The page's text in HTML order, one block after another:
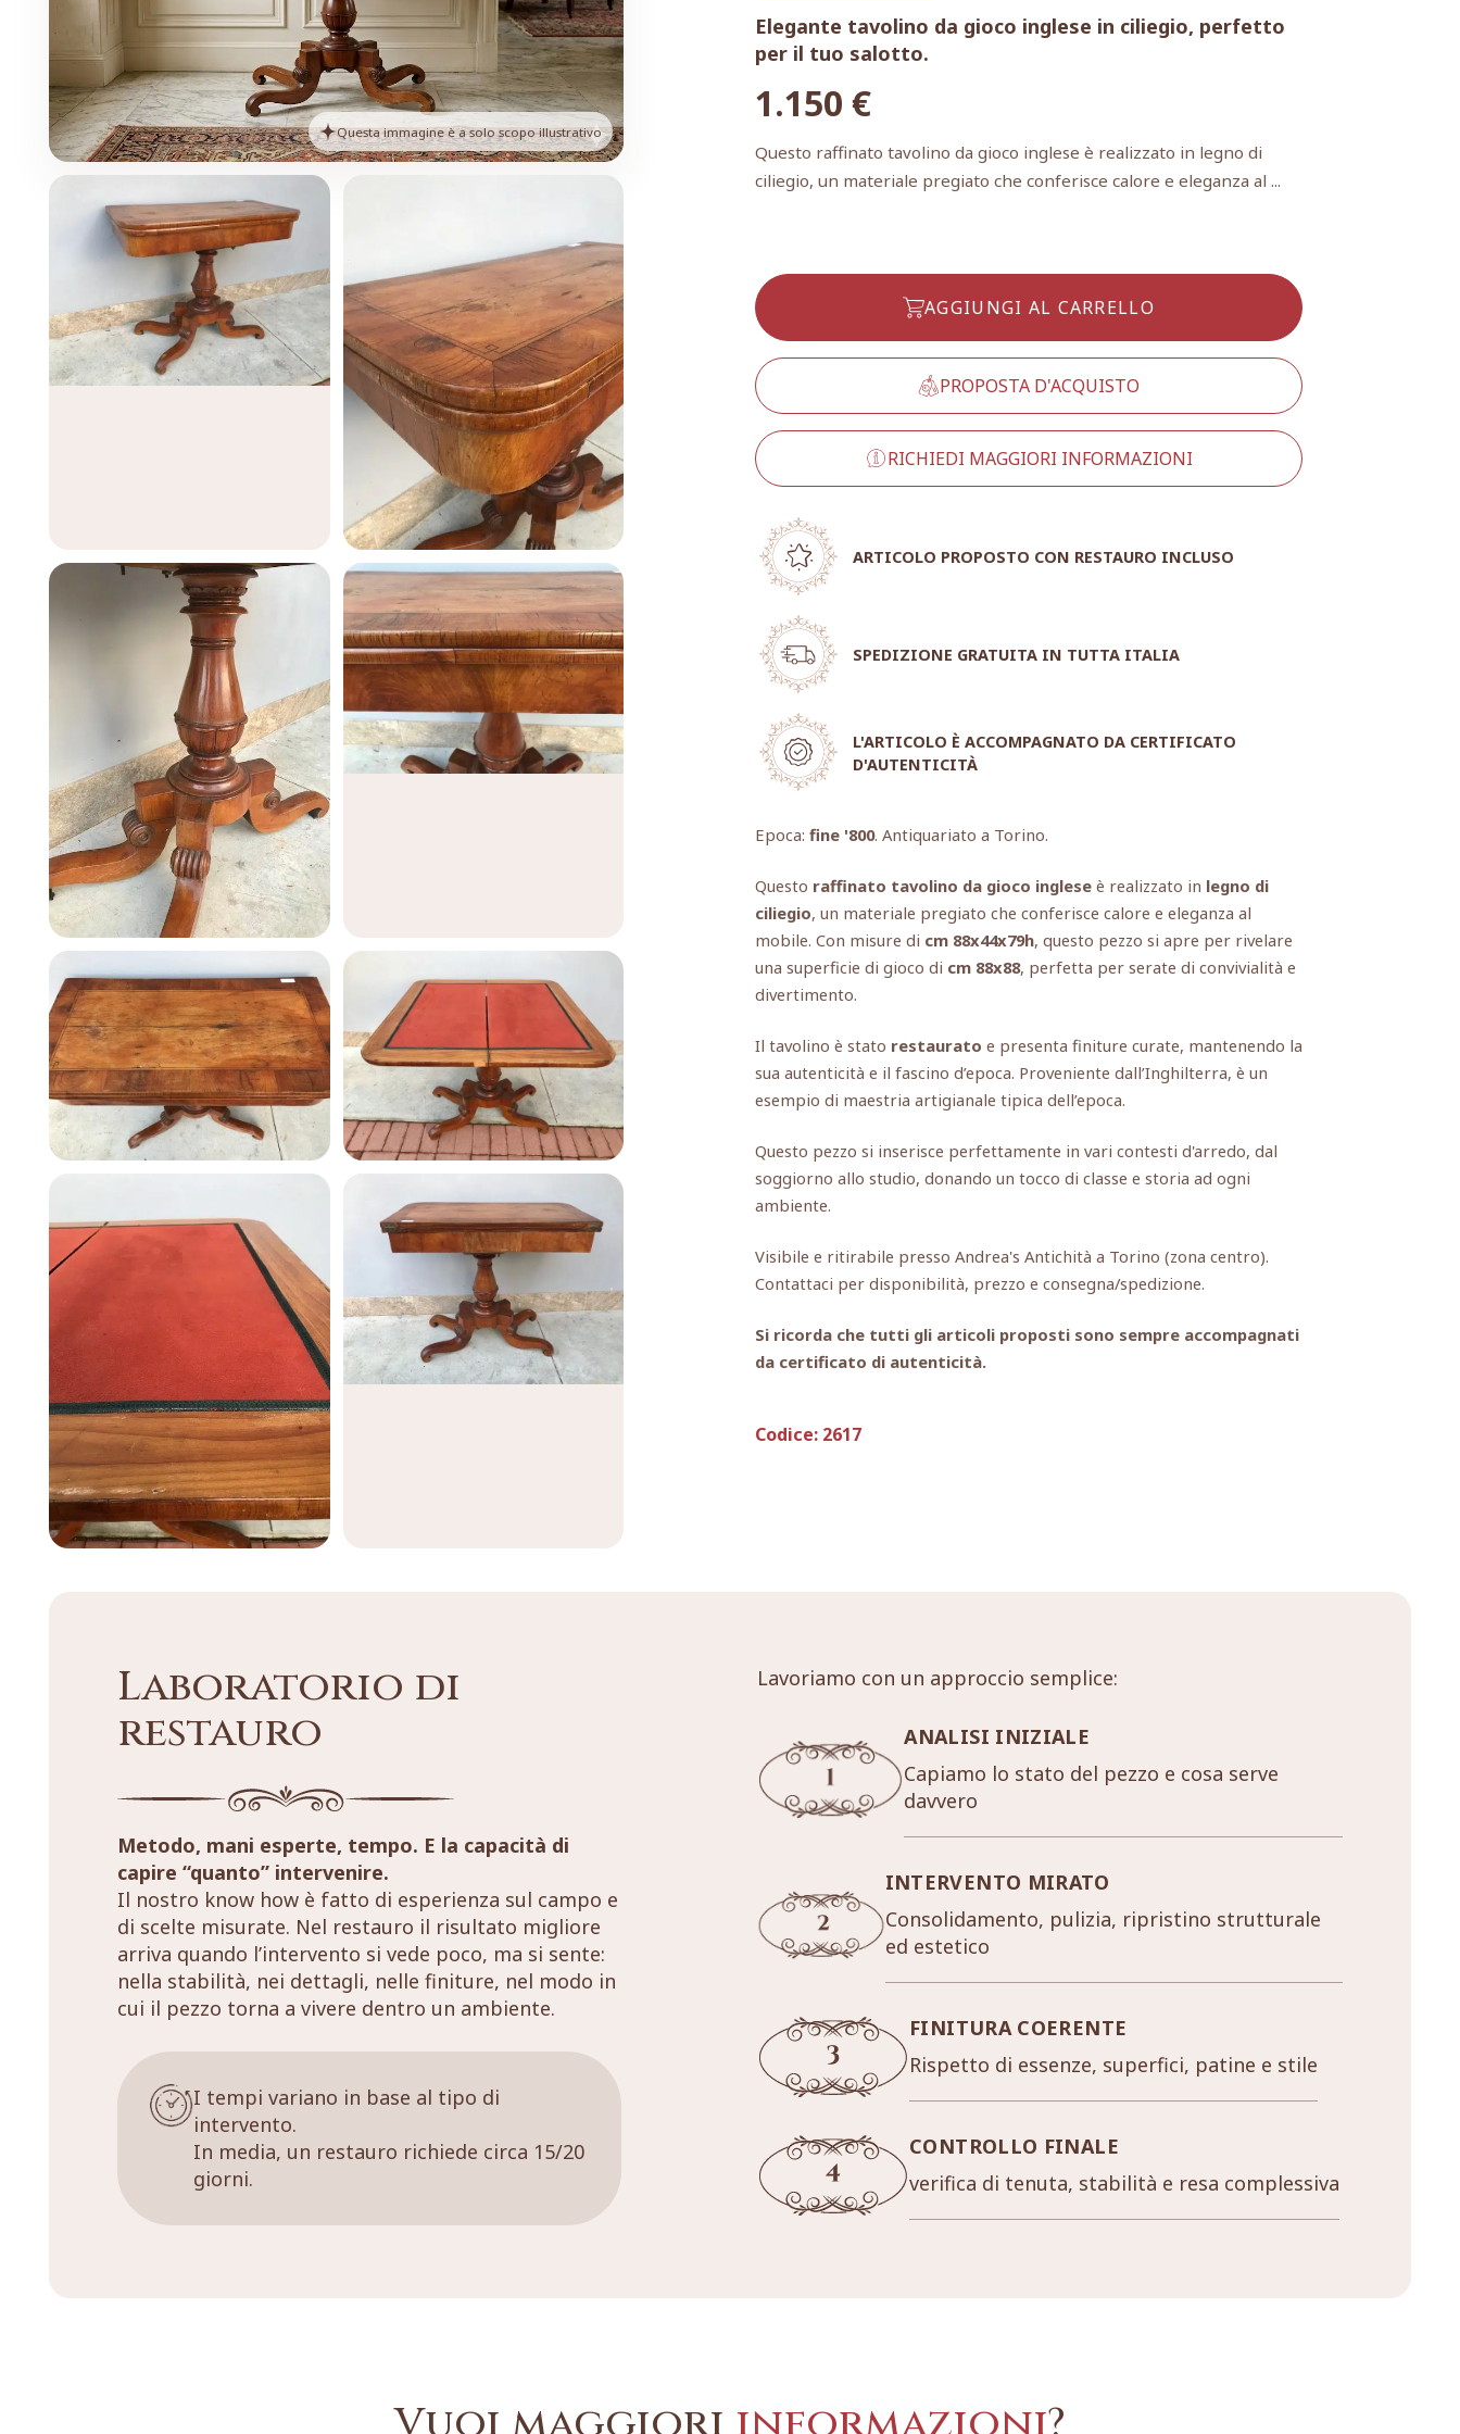
Questa immagine è a solo scopo illustrativo
Elegante tavolino da gioco inglese in ciliegio, perfetto
per il tuo salotto.
1.150 €
Questo raffinato tavolino da gioco inglese è realizzato in legno di
ciliegio, un materiale pregiato che conferisce calore e eleganza al ...
AGGIUNGI AL CARRELLO
PROPOSTA D'ACQUISTO
RICHIEDI MAGGIORI INFORMAZIONI
ARTICOLO PROPOSTO CON RESTAURO INCLUSO
SPEDIZIONE GRATUITA IN TUTTA ITALIA
L'ARTICOLO È ACCOMPAGNATO DA CERTIFICATO
D'AUTENTICITÀ
Epoca: fine '800. Antiquariato a Torino.
Questo raffinato tavolino da gioco inglese è realizzato in legno di
ciliegio, un materiale pregiato che conferisce calore e eleganza al
mobile. Con misure di cm 88x44x79h, questo pezzo si apre per rivelare
una superficie di gioco di cm 88x88, perfetta per serate di convivialità e
divertimento.
Il tavolino è stato restaurato e presenta finiture curate, mantenendo la
sua autenticità e il fascino d’epoca. Proveniente dall’Inghilterra, è un
esempio di maestria artigianale tipica dell’epoca.
Questo pezzo si inserisce perfettamente in vari contesti d'arredo, dal
soggiorno allo studio, donando un tocco di classe e storia ad ogni
ambiente.
Visibile e ritirabile presso Andrea's Antichità a Torino (zona centro).
Contattaci per disponibilità, prezzo e consegna/spedizione.
Si ricorda che tutti gli articoli proposti sono sempre accompagnati
da certificato di autenticità.
Codice: 2617
Laboratorio di
restauro
Metodo, mani esperte, tempo. E la capacità di
capire “quanto” intervenire.
Il nostro know how è fatto di esperienza sul campo e
di scelte misurate. Nel restauro il risultato migliore
arriva quando l’intervento si vede poco, ma si sente:
nella stabilità, nei dettagli, nelle finiture, nel modo in
cui il pezzo torna a vivere dentro un ambiente.
I tempi variano in base al tipo di
intervento.
In media, un restauro richiede circa 15/20
giorni.
Lavoriamo con un approccio semplice:
ANALISI INIZIALE
Capiamo lo stato del pezzo e cosa serve
davvero
INTERVENTO MIRATO
Consolidamento, pulizia, ripristino strutturale
ed estetico
FINITURA COERENTE
Rispetto di essenze, superfici, patine e stile
CONTROLLO FINALE
verifica di tenuta, stabilità e resa complessiva